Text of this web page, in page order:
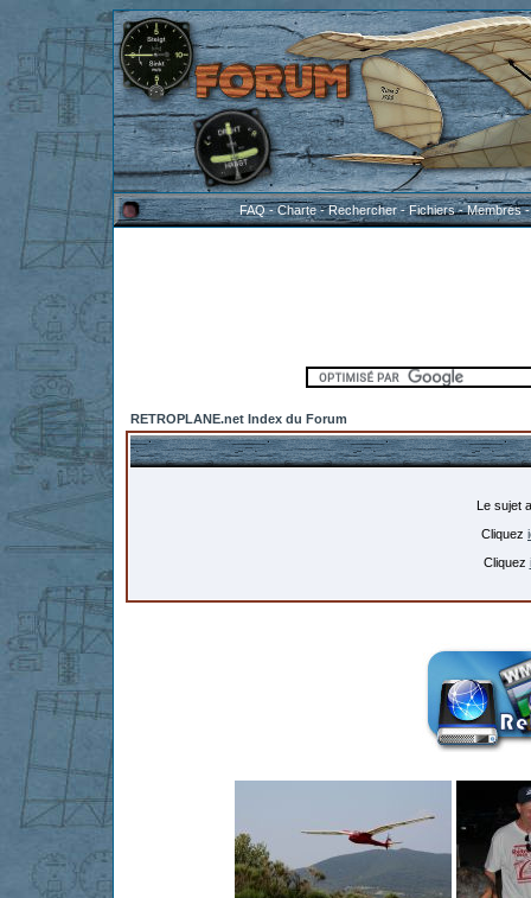
FAQ-Charte-Rechercher-Fichiers-Membres
RETROPLANE.net Index du Forum
Le sujet
Cliquez
Cliquez